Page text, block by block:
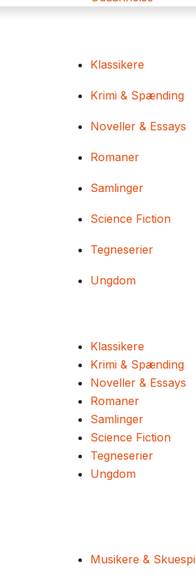
Klassikere
Krimi & Spænding
Noveller & Essays
Romaner
Samlinger
Science Fiction
Tegneserier
Ungdom
Klassikere
Krimi & Spænding
Noveller & Essays
Romaner
Samlinger
Science Fiction
Tegneserier
Ungdom
Musikere &